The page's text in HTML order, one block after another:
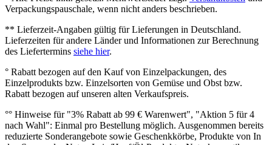
Verpackungspauschale, wenn nicht anders beschrieben.
** Lieferzeit‐Angaben gültig für Lieferungen in Deutschland.
Lieferzeiten für andere Länder und Informationen zur Berechnung
des Liefertermins siehe hier.
° Rabatt bezogen auf den Kauf von Einzelpackungen, des
Einzelprodukts bzw. Einzelsorten von Gemüse und Obst bzw.
Rabatt bezogen auf unseren alten Verkaufspreis.
°° Hinweise für "3% Rabatt ab 99 € Warenwert", "Aktion 5 für 4
nach Wahl": Einmal pro Bestellung möglich. Ausgenommen bereits
reduzierte Sonderangebote sowie Geschenkkörbe, Produkte von In